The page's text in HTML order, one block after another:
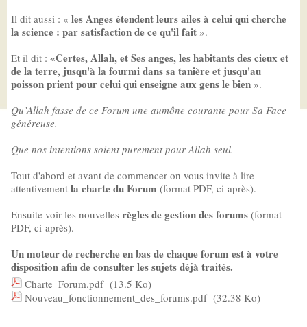
Il dit aussi : « les Anges étendent leurs ailes à celui qui cherche
la science : par satisfaction de ce qu'il fait ».
Et il dit : «Certes, Allah, et Ses anges, les habitants des cieux et
de la terre, jusqu'à la fourmi dans sa tanière et jusqu'au
poisson prient pour celui qui enseigne aux gens le bien ».
Qu’Allah fasse de ce Forum une aumône courante pour Sa Face
généreuse.
Que nos intentions soient purement pour Allah seul.
Tout d'abord et avant de commencer on vous invite à lire
attentivement la charte du Forum (format PDF, ci-après).
Ensuite voir les nouvelles règles de gestion des forums (format
PDF, ci-après).
Un moteur de recherche en bas de chaque forum est à votre
disposition afin de consulter les sujets déjà traités.
Charte_Forum.pdf (13.5 Ko)
Nouveau_fonctionnement_des_forums.pdf (32.38 Ko)